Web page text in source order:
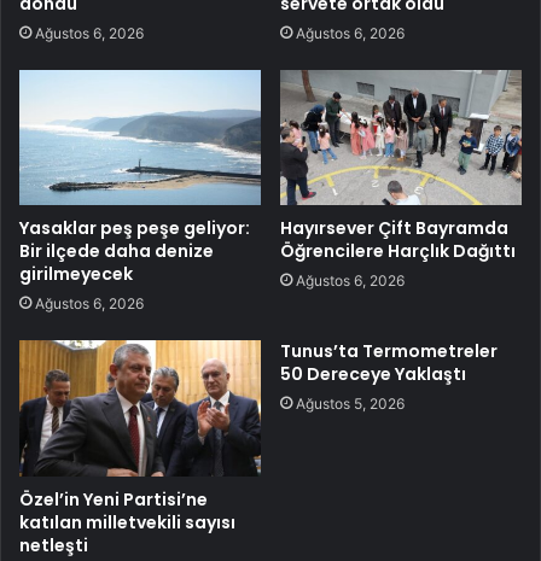
Ağustos 6, 2026 Ağustos 6, 2026
Yasaklar peş peşe geliyor:
Bir ilçede daha denize
girilmeyecek
Ağustos 6, 2026
Hayırsever Çift Bayramda
Öğrencilere Harçlık Dağıttı
Ağustos 6, 2026
Özel’in Yeni Partisi’ne
katılan milletvekili sayısı
netleşti
Tunus’ta Termometreler
50 Dereceye Yaklaştı
Ağustos 5, 2026